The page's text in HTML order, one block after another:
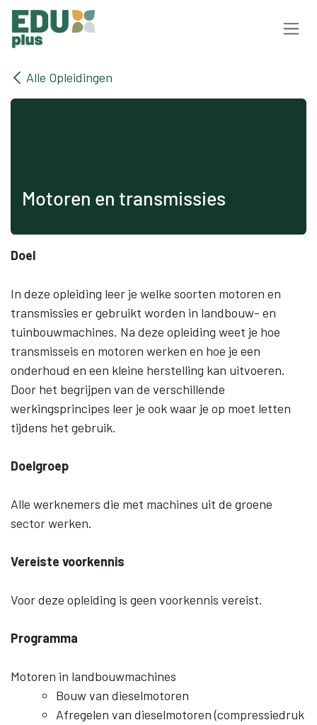
Overslaan naar inhoud
Alle Opleidingen
Motoren en transmissies
Doel
In deze opleiding leer je welke soorten motoren en
transmissies er gebruikt worden in landbouw- en
tuinbouwmachines. Na deze opleiding weet je hoe
transmisseis en motoren werken en hoe je een
onderhoud en een kleine herstelling kan uitvoeren.
Door het begrijpen van de verschillende
werkingsprincipes leer je ook waar je op moet letten
tijdens het gebruik.
Doelgroep
Alle werknemers die met machines uit de groene
sector werken.
Vereiste voorkennis
Voor deze opleiding is geen voorkennis vereist.
Programma
Motoren in landbouwmachines
Bouw van dieselmotoren
Afregelen van dieselmotoren (compressiedruk